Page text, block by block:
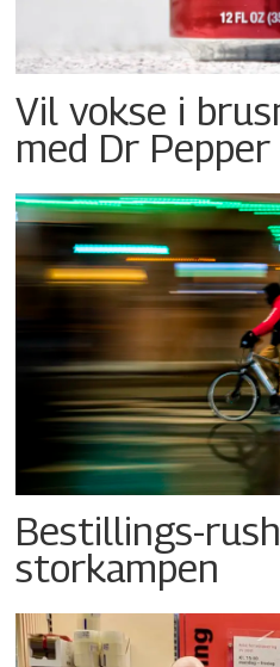
Vil vokse i
med Dr Pepper
Bestillings-
storkampen